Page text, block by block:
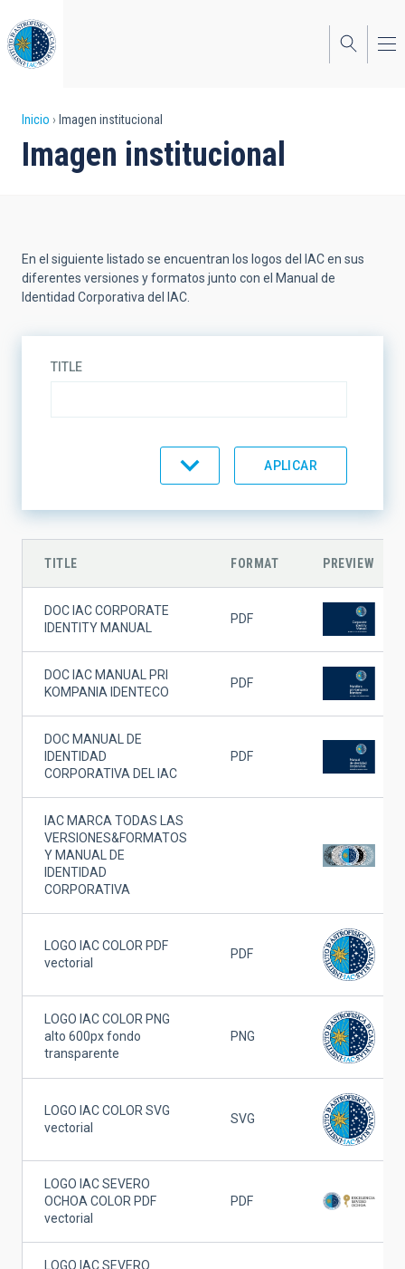
al
contenido
principal
Sobrescribir
enlaces
a
la
Inicio Imagen institucional
Imagen institucional
En el siguiente listado se encuentran los logos del IAC en sus
diferentes versiones y formatos junto con el Manual de
Identidad Corporativa del IAC.
TITLE
TITLE FORMAT PREVIEW
DOC IAC CORPORATE
IDENTITY MANUAL
PDF
DOC IAC MANUAL PRI
KOMPANIA IDENTECO
PDF
DOC MANUAL DE
IDENTIDAD
CORPORATIVA DEL IAC
PDF
IAC MARCA TODAS LAS
VERSIONES&FORMATOS
Y MANUAL DE
IDENTIDAD
CORPORATIVA
LOGO IAC COLOR PDF
vectorial
PDF
LOGO IAC COLOR PNG
alto 600px fondo
transparente
PNG
LOGO IAC COLOR SVG
vectorial
SVG
LOGO IAC SEVERO
OCHOA COLOR PDF
vectorial
PDF
LOGO IAC SEVERO